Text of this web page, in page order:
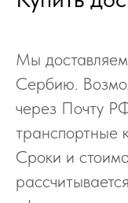
Мы
Сербию.
через Почту
Сроки и